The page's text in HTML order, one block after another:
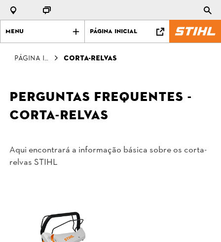
Menu Página Inicial
Página Inicial Corta-relvas
Perguntas frequentes -
Corta-relvas
Aqui encontrará a informação básica sobre os corta-
relvas STIHL